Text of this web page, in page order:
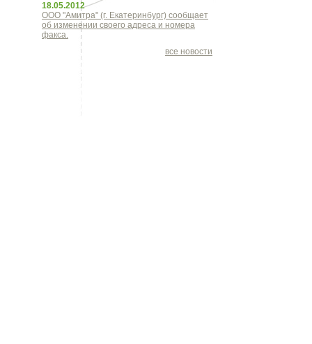
18.05.2012
ООО "Амитра" (г. Екатеринбург) сообщает
об изменении своего адреса и номера
факса.
все новости